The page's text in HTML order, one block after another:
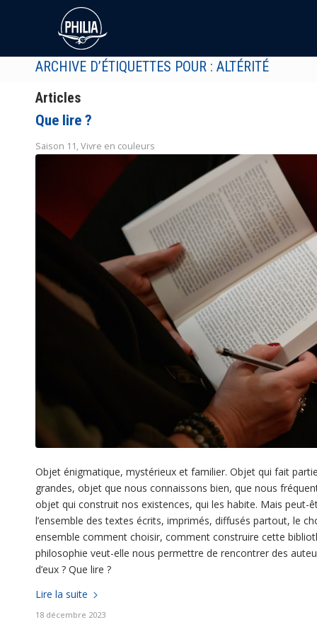
ARCHIVE D’ÉTIQUETTES POUR : ALTÉRITÉ
Articles
Que lire ?
Saison 11, Vivre en couleurs
Objet énigmatique, mystérieux et familier. Objet qui fait
grandes, objet que nous connaissons bien, que nous
objet qui construit nos existences, qui les habite. Mais peut-
l’ensemble des textes écrits, imprimés, diffusés partout, le
ensemble comment choisir, comment construire cette
philosophie veut-elle nous permettre de rencontrer des
d’eux ? Que lire ?
Lire la suite
18 décembre 2023